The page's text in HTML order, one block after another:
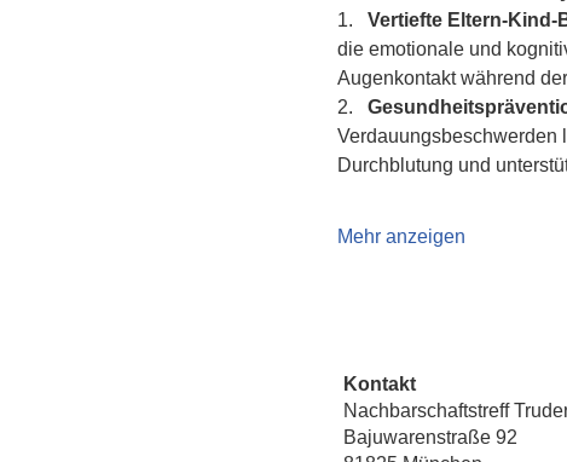
1. Vertiefte Eltern-Kind-
die emotionale und
Augenkontakt während
2.
Verdauungsbeschwerden
Durchblutung und
Mehr anzeigen
Kontakt
Nachbarschaftstreff
Bajuwarenstraße 92